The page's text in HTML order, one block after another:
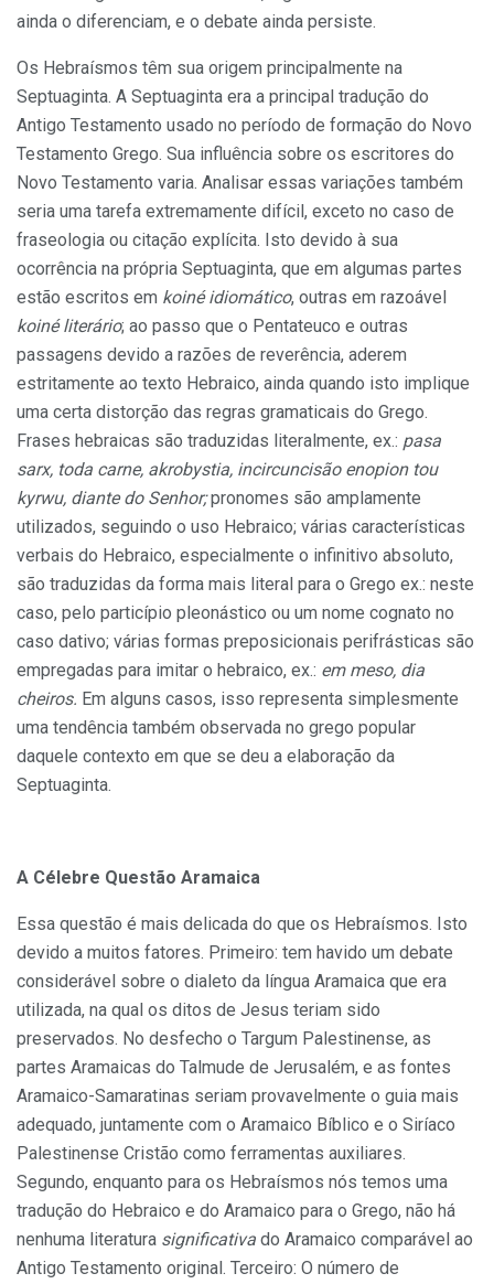
ainda o diferenciam, e o debate ainda persiste.
Os Hebraísmos têm sua origem principalmente na
Septuaginta. A Septuaginta era a principal tradução do
Antigo Testamento usado no período de formação do Novo
Testamento Grego. Sua influência sobre os escritores do
Novo Testamento varia. Analisar essas variações também
seria uma tarefa extremamente difícil, exceto no caso de
fraseologia ou citação explícita. Isto devido à sua
ocorrência na própria Septuaginta, que em algumas partes
estão escritos em koiné idiomático, outras em razoável
koiné literário; ao passo que o Pentateuco e outras
passagens devido a razões de reverência, aderem
estritamente ao texto Hebraico, ainda quando isto implique
uma certa distorção das regras gramaticais do Grego.
Frases hebraicas são traduzidas literalmente, ex.: pasa
sarx, toda carne, akrobystia, incircuncisão enopion tou
kyrwu, diante do Senhor;pronomes são amplamente
utilizados, seguindo o uso Hebraico; várias características
verbais do Hebraico, especialmente o infinitivo absoluto,
são traduzidas da forma mais literal para o Grego ex.: neste
caso, pelo particípio pleonástico ou um nome cognato no
caso dativo; várias formas preposicionais perifrásticas são
empregadas para imitar o hebraico, ex.: em meso, dia
cheiros. Em alguns casos, isso representa simplesmente
uma tendência também observada no grego popular
daquele contexto em que se deu a elaboração da
Septuaginta.
A Célebre Questão Aramaica
Essa questão é mais delicada do que os Hebraísmos. Isto
devido a muitos fatores. Primeiro: tem havido um debate
considerável sobre o dialeto da língua Aramaica que era
utilizada, na qual os ditos de Jesus teriam sido
preservados. No desfecho o Targum Palestinense, as
partes Aramaicas do Talmude de Jerusalém, e as fontes
Aramaico-Samaratinas seriam provavelmente o guia mais
adequado, juntamente com o Aramaico Bíblico e o Siríaco
Palestinense Cristão como ferramentas auxiliares.
Segundo, enquanto para os Hebraísmos nós temos uma
tradução do Hebraico e do Aramaico para o Grego, não há
nenhuma literatura significativa do Aramaico comparável ao
Antigo Testamento original. Terceiro: O número de